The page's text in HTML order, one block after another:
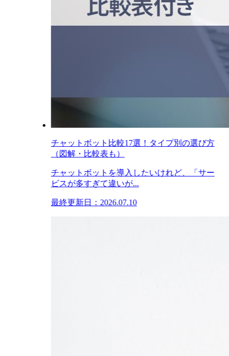
チャットボット比較17選！タイプ別の選び方
（図解・比較表も）
チャットボットを導入したいけれど、「サー
ビスが多すぎて違いが...
最終更新日：2026.07.10